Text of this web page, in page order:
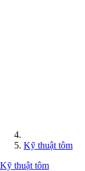
Kỹ thuật tôm
Kỹ thuật tôm